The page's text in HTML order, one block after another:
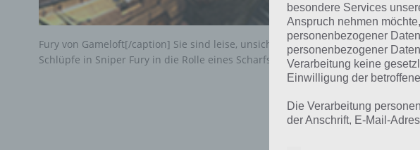
[caption
align="alignright"
Fury von Gameloft[/caption] Sie sind leise, unsichtbar, aber vor allem
Schlüpfe in Sniper Fury in die Rolle eines Scharfschützen,…
besondere Services
Anspruch nehmen
personenbezogener
personenbezogener
Verarbeitung keine
Einwilligung der
Die Verarbeitung
der Anschrift, E-Mail-